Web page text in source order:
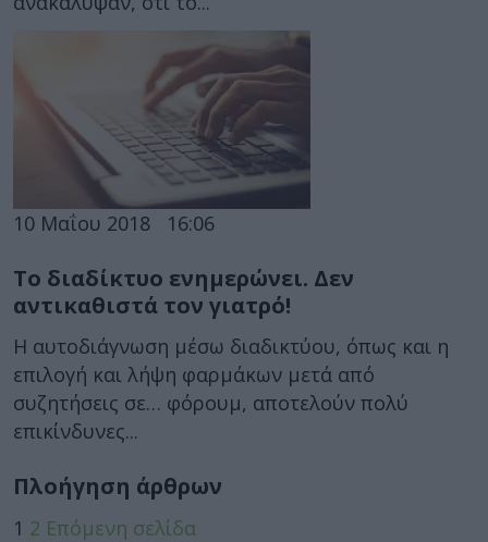
10 Μαΐου 2018 16:06
Το διαδίκτυο ενημερώνει. Δεν
αντικαθιστά τον γιατρό!
Η αυτοδιάγνωση μέσω διαδικτύου, όπως και η
επιλογή και λήψη φαρμάκων μετά από
συζητήσεις σε… φόρουμ, αποτελούν πολύ
επικίνδυνες...
Πλοήγηση άρθρων
1 2 Επόμενη σελίδα